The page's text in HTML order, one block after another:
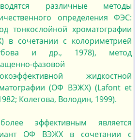
различные методы
определения ФЭС:
тонкослойной хроматографии
в сочетании с колориметрией
и др., 1978), метод
фазовой
жидкостной
(ОФ ВЭЖХ) (Lafont et
Колегова, Володин, 1999).
эффективным является
ОФ ВЭЖХ в сочетании с